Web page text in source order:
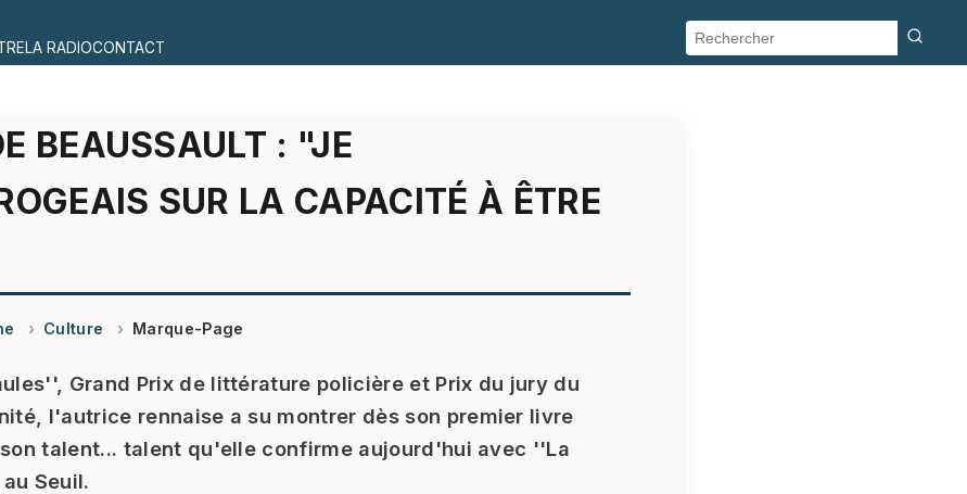
LA RADIOCONTACT
BEAUSSAULT : "JE
SUR LA CAPACITÉ À ÊTRE
Culture Marque-Page
Grand Prix de littérature policière et Prix du jury du
l'autrice rennaise a su montrer dès son premier livre
talent... talent qu'elle confirme aujourd'hui avec ''La
Seuil.